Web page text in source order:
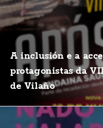
A inclusión e a
protagonistas da
de Vilaño